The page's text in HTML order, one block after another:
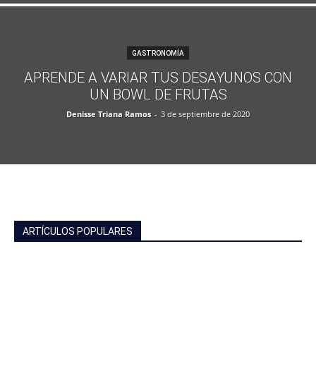
GASTRONOMÍA
APRENDE A VARIAR TUS DESAYUNOS CON
UN BOWL DE FRUTAS
Denisse Triana Ramos - 3 de septiembre de 2020
ARTÍCULOS POPULARES